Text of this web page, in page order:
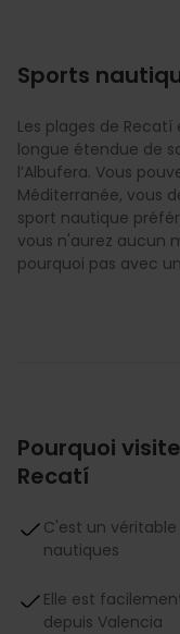
Sports
Les plages de
longue étendue de
l’Albufera. Vous
Méditerranée, vous
sport nautique
vous n'aurez aucun
pourquoi pas avec
Pourquoi
Recatí
C'est un
nautiques
Elle est
depuis Valencia